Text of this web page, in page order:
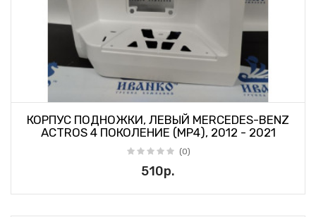
КОРПУС ПОДНОЖКИ, ЛЕВЫЙ MERCEDES-BENZ
ACTROS 4 ПОКОЛЕНИЕ (MP4), 2012 - 2021
(0)
510р.